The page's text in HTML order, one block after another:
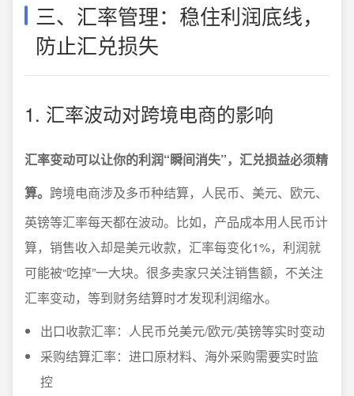
三、汇率管理：稳住利润底线，
防止汇兑损失
1. 汇率波动对跨境电商的影响
汇率变动可以让你的利润“瞬间消失”，汇兑损益必须精
算。 跨境电商涉及多币种结算，人民币、美元、欧元、
英镑等汇率每天都在波动。比如，产品成本用人民币计
算，销售收入却是美元收款，汇率每变化1%，利润就
可能被“吃掉”一大块。很多卖家只关注销售额，不关注
汇率变动，等到财务结算时才发现利润缩水。
出口收款汇率：人民币兑美元/欧元/英镑等实时变动
采购结算汇率：进口原材料、海外采购需要实时监
控